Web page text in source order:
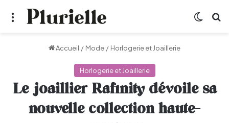
Menu
Accueil / Mode / Horlogerie et Joaillerie
Horlogerie et Joaillerie
Le joaillier Rafinity dévoile sa
nouvelle collection haute-